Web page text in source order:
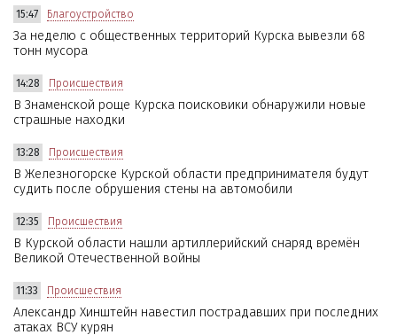
15:47 Благоустройство
За неделю с общественных территорий Курска вывезли 68
тонн мусора
14:28 Происшествия
В Знаменской роще Курска поисковики обнаружили новые
страшные находки
13:28 Происшествия
В Железногорске Курской области предпринимателя будут
судить после обрушения стены на автомобили
12:35 Происшествия
В Курской области нашли артиллерийский снаряд времён
Великой Отечественной войны
11:33 Происшествия
Александр Хинштейн навестил пострадавших при последних
атаках ВСУ курян